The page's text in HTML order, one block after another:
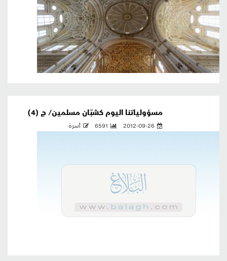
مسؤولياتنا اليوم كشبّان مسلمين/ ج (4)
2012-09-26
6591 أسرة